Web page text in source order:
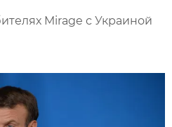
Mirage с Украиной